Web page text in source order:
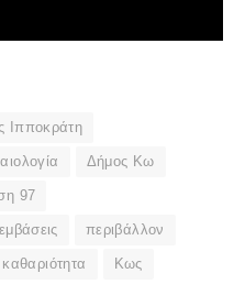
Ιπποκράτη
Δήμος Κω
97
περιβάλλον
καθαριότητα Κως